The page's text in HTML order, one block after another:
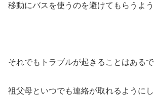
移動にバスを使うのを避けてもらうよう
それでもトラブルが起きることはあるで
祖父母といつでも連絡が取れるようにし